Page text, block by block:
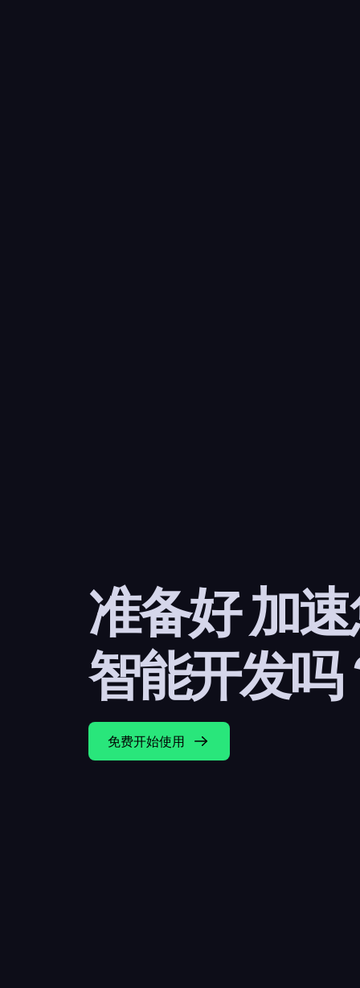
准备好 加
智能开发吗
免费开始使用